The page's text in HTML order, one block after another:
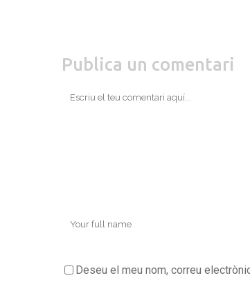
Publica un comentari
Deseu el meu nom, correu